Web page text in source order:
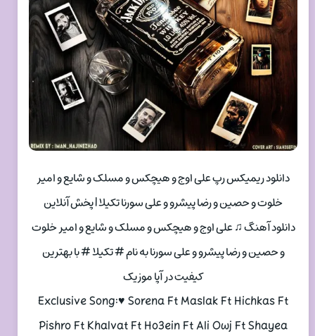
دانلود ریمیکس رپ علی اوج و هیچکس و مسلک و شایع و امیر
خلوت و حصین و رضا پیشرو و علی سورنا تکیلا | پخش آنلاین
دانلود آهنگ ♫ علی اوج و هیچکس و مسلک و شایع و امیر خلوت
و حصین و رضا پیشرو و علی سورنا به نام # تکیلا # با بهترین
کیفیت در آپا موزیک
Exclusive Song:♥ Sorena Ft Maslak Ft Hichkas Ft
Pishro Ft Khalvat Ft Ho3ein Ft Ali Owj Ft Shayea